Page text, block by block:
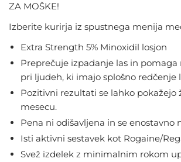
ZA MOŠKE!
Izberite kurirja iz spustnega menija
Extra Strength 5% Minoxidil losjon
Preprečuje izpadanje las in pomaga
pri ljudeh, ki imajo splošno redčenje
Pozitivni rezultati se lahko pokažejo
mesecu.
Pena ni odišavljena in se enostavno
Isti aktivni sestavek kot Rogaine/
Svež izdelek z minimalnim rokom